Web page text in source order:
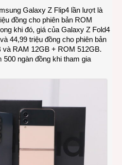
Galaxy Z Flip4 lần lượt là
đồng cho phiên bản ROM
khi đó, giá của Galaxy Z Fold4
44,99 triệu đồng cho phiên bản
RAM 12GB + ROM 512GB.
ngàn đồng khi tham gia